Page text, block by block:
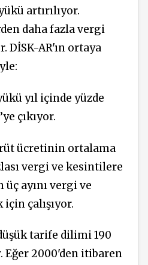
artırılıyor.
daha fazla vergi
DİSK-AR'ın ortaya
yıl içinde yüzde
çıkıyor.
ücretinin ortalama
vergi ve kesintilere
üç ayını vergi ve
çalışıyor.
tarife dilimi 190
Eğer 2000'den itibaren